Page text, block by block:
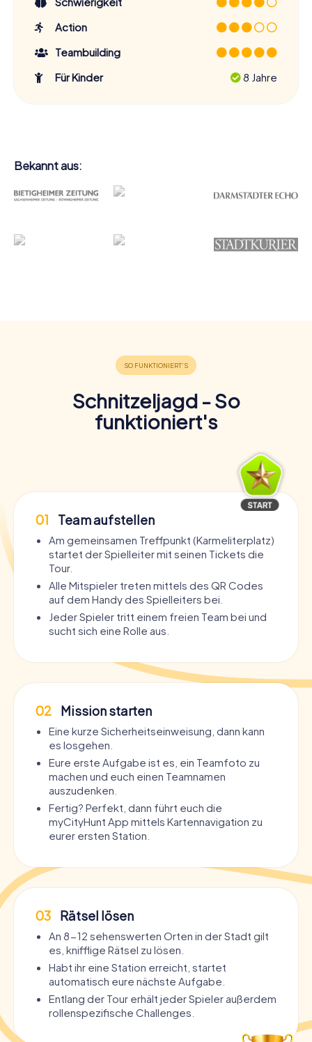
Action
Teambuilding
Für Kinder
8 Jahre
Bekannt aus:
Schnitzeljagd - So
funktioniert's
01 Team aufstellen
Am gemeinsamen Treffpunkt (Karmeliterplatz)
startet der Spielleiter mit seinen Tickets die
Tour.
Alle Mitspieler treten mittels des QR Codes
auf dem Handy des Spielleiters bei.
Jeder Spieler tritt einem freien Team bei und
sucht sich eine Rolle aus.
02 Mission starten
Eine kurze Sicherheitseinweisung, dann kann
es losgehen.
Eure erste Aufgabe ist es, ein Teamfoto zu
machen und euch einen Teamnamen
auszudenken.
Fertig? Perfekt, dann führt euch die
myCityHunt App mittels Kartennavigation zu
eurer ersten Station.
03 Rätsel lösen
An 8-12 sehenswerten Orten in der Stadt gilt
es, knifflige Rätsel zu lösen.
Habt ihr eine Station erreicht, startet
automatisch eure nächste Aufgabe.
Entlang der Tour erhält jeder Spieler außerdem
rollenspezifische Challenges.